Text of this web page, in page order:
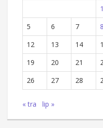
1
5
6 7 8
12
13 14
19
20 21
26
27 28
« tra lip »